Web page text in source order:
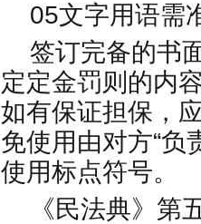
05文字用语需
签订完备的书
定定金罚则的内
如有保证担保，
免使用由对方“负
使用标点符号。
《民法典》第